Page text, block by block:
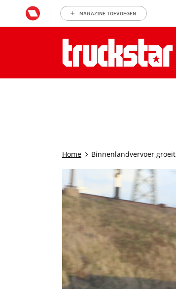
MAGAZINE TOEVOEGEN
Home Binnenlandvervoer groeit